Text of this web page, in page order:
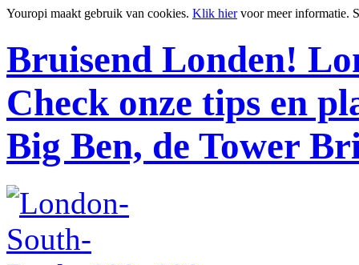
Youropi maakt gebruik van cookies. Klik hiervoor meer informatie.
Bruisend Londen!
Check onze tips en
Big Ben, de Tower